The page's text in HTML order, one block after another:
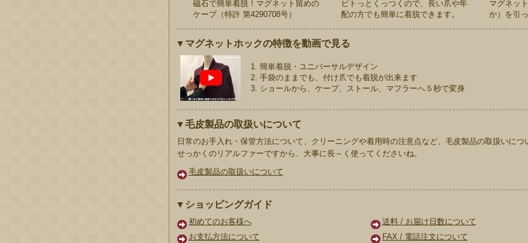
磁石で簡単着脱！マグネット留めの
ケープ（特許 第4290708号）
ピトっとくっつくので、長い爪や年
配の方でも簡単に着脱できます。
マグネッ
か）を引
▼マグネットホックの特徴を動画で見る
1. 簡単着脱・ユニバーサルデザイン
2. 手袋のままでも、付け爪でも着脱が出来ます
3. ショールから、ケープ、ストール、マフラーへ５秒で変身
▼毛皮製品の取扱いについて
日常のお手入れ・保管方法について、クリーニングや着用時の注意点など、毛皮製品の取扱いにつ
せっかくのリアルファーですから、大事に長～く使ってくださいね。
毛皮製品の取扱いについて
▼ショッピングガイド
初めてのお客様へ
お支払方法について
送料 / お届け日数について
FAX / 電話注文について